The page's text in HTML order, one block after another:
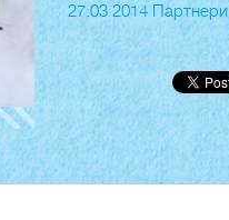
27.03 2014 Партнери